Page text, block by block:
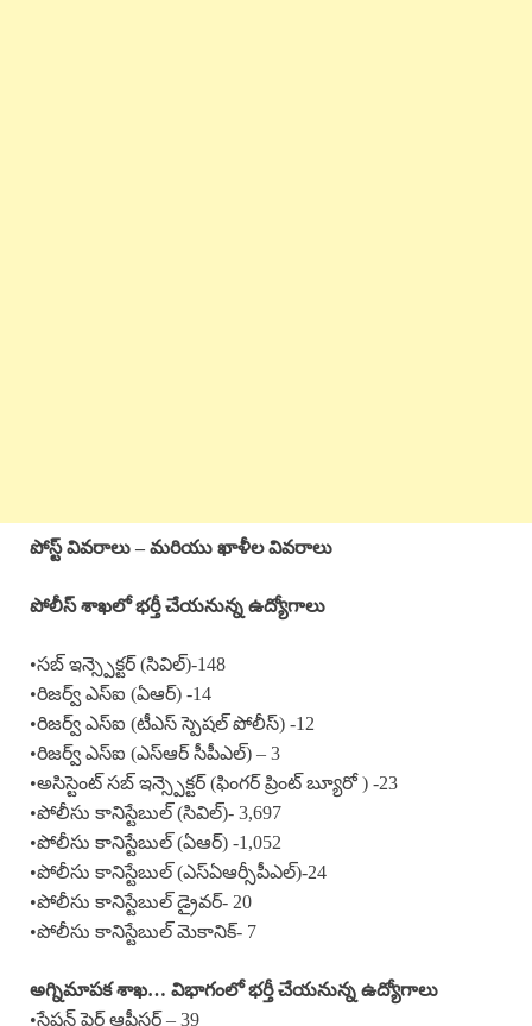
పోస్ట్ వివరాలు – మరియు ఖాళీల వివరాలు
పోలీస్ శాఖలో భర్తీ చేయనున్న ఉద్యోగాలు
•సబ్ ఇన్స్పెక్టర్ (సివిల్)-148
•రిజర్వ్ ఎస్ఐ (ఏఆర్) -14
•రిజర్వ్ ఎస్ఐ (టీఎస్ స్పెషల్ పోలీస్) -12
•రిజర్వ్ ఎస్ఐ (ఎస్ఆర్ సీపీఎల్) – 3
•అసిస్టెంట్ సబ్ ఇన్స్పెక్టర్ (ఫింగర్ ప్రింట్ బ్యూరో ) -23
•పోలీసు కానిస్టేబుల్ (సివిల్)- 3,697
•పోలీసు కానిస్టేబుల్ (ఏఆర్) -1,052
•పోలీసు కానిస్టేబుల్ (ఎస్ఏఆర్సీపీఎల్)-24
•పోలీసు కానిస్టేబుల్ డ్రైవర్- 20
•పోలీసు కానిస్టేబుల్ మెకానిక్- 7
అగ్నిమాపక శాఖ… విభాగంలో భర్తీ చేయనున్న ఉద్యోగాలు
•స్టేషన్ ఫైర్ ఆఫీసర్ – 39